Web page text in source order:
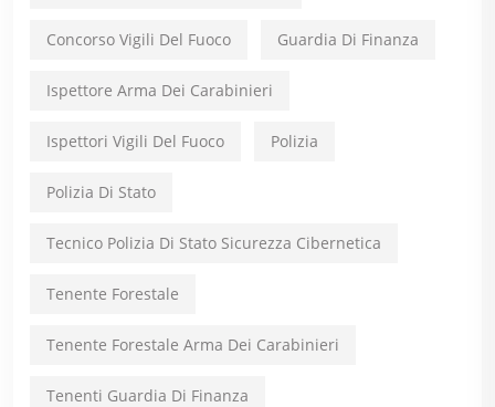
Concorso Vigili Del Fuoco Guardia Di Finanza
Ispettore Arma Dei Carabinieri
Ispettori Vigili Del Fuoco Polizia
Polizia Di Stato
Tecnico Polizia Di Stato Sicurezza Cibernetica
Tenente Forestale
Tenente Forestale Arma Dei Carabinieri
Tenenti Guardia Di Finanza